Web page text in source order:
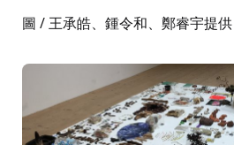
圖 / 王承皓、鍾令和、鄭睿宇提供